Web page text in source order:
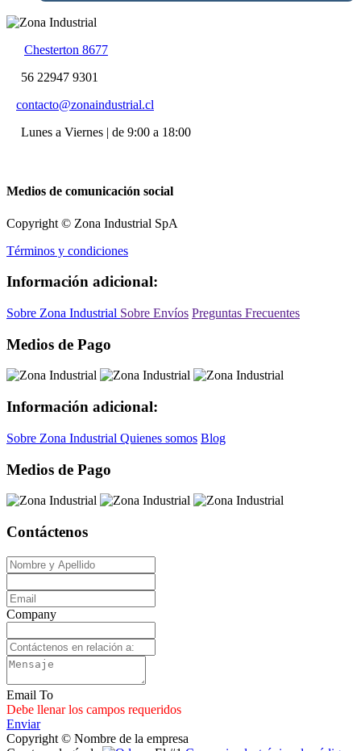
Chesterton 8677
56 22947 9301
contacto@zonaindustrial.cl
Lunes a Viernes | de 9:00 a 18:00
Medios de comunicación social
Copyright © Zona Industrial SpA
Términos y condiciones
Información adicional:
Sobre Zona Industrial Sobre Envíos Preguntas Frecuentes
Medios de Pago
Información adicional:
Sobre Zona Industrial Quienes somos Blog
Medios de Pago
Contáctenos
Company
Email To
Debe llenar los campos requeridos
Enviar
Copyright © Nombre de la empresa